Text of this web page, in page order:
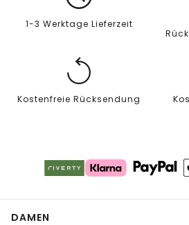
1-3 Werktage Lieferzeit
Kostenfreie Rücksendung
DAMEN